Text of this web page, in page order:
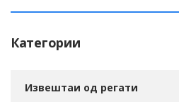
Категории
Извештаи од регати